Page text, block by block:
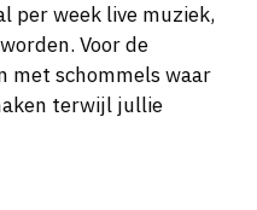
per week live muziek,
Voor de
met schommels waar
terwijl jullie